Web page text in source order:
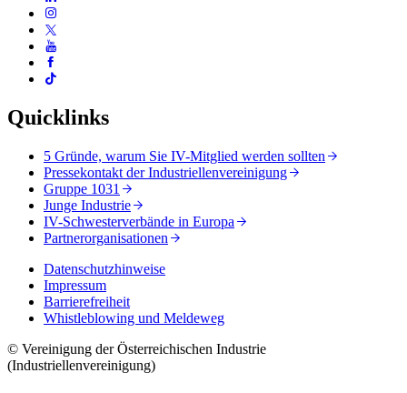
Quicklinks
5 Gründe, warum Sie IV-Mitglied werden sollten
Pressekontakt der Industriellenvereinigung
Gruppe 1031
Junge Industrie
IV-Schwesterverbände in Europa
Partnerorganisationen
Datenschutzhinweise
Impressum
Barrierefreiheit
Whistleblowing und Meldeweg
© Vereinigung der Österreichischen Industrie
(Industriellenvereinigung)